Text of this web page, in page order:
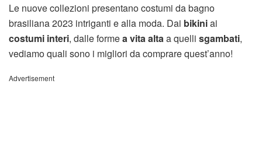
Le nuove collezioni presentano costumi da bagno
brasiliana 2023 intriganti e alla moda. Dai bikiniai
costumi interi, dalle formea vita alta a quelli sgambati,
vediamo quali sono i migliori da comprare quest’anno!
Advertisement